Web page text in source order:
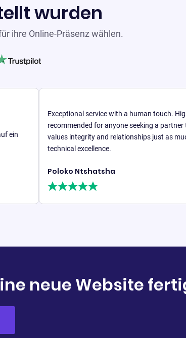
wurden
ihre Online-Präsenz wählen.
Exceptional service with a human touch. Highly
recommended for anyone seeking a partner that
values integrity and relationships just as much as
technical excellence.
Poloko Ntshatsha
neue Website